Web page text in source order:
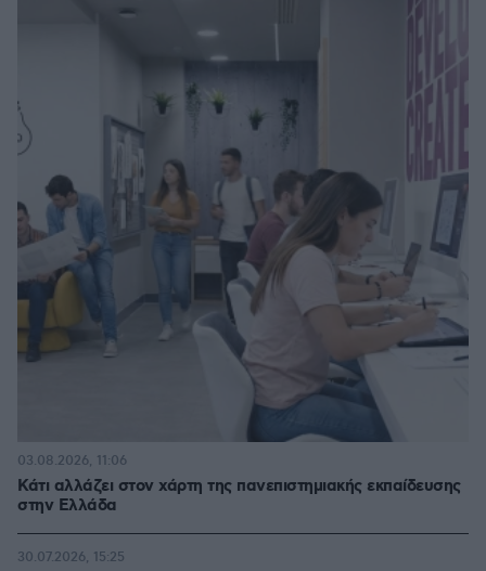
Κάτι αλλάζει στον χάρτη της πανεπιστημιακής εκπαίδευσης
στην Ελλάδα
03.08.2026, 11:06
30.07.2026, 15:25